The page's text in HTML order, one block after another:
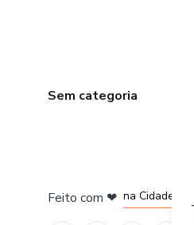
Sem categoria
Feito com ❤
em Belo
na Cidade do